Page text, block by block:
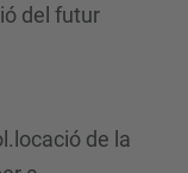
del futur
de la